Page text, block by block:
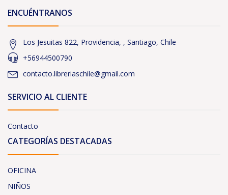
ENCUÉNTRANOS
Los Jesuitas 822, Providencia, , Santiago, Chile
+56944500790
contacto.libreriaschile@gmail.com
SERVICIO AL CLIENTE
Contacto
CATEGORÍAS DESTACADAS
OFICINA
NIÑOS